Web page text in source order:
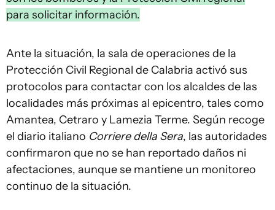
para solicitar información.
Ante la situación, la sala de operaciones de la
Protección Civil Regional de Calabria activó sus
protocolos para contactar con los alcaldes de las
localidades más próximas al epicentro, tales como
Amantea, Cetraro y Lamezia Terme. Según recoge
el diario italiano Corriere della Sera, las autoridades
confirmaron que no se han reportado daños ni
afectaciones, aunque se mantiene un monitoreo
continuo de la situación.